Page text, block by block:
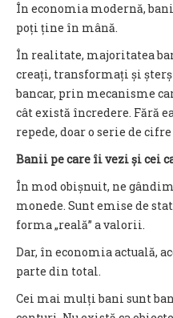
În economia modernă,
poți ține în mână.
În realitate, majoritatea
creați, transformați și
bancar, prin mecanisme
cât există încredere. Fără
repede, doar o serie de
Banii pe care îi vezi și cei
În mod obișnuit, ne
monede. Sunt emise de
forma „reală” a valorii.
Dar, în economia actuală,
parte din total.
Cei mai mulți bani sunt